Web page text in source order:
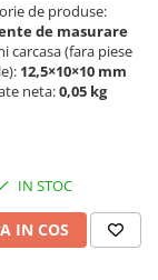
de produse:
de masurare
carcasa (fara piese
12,5×10×10 mm
neta:0,05 kg
IN STOC
IN COS